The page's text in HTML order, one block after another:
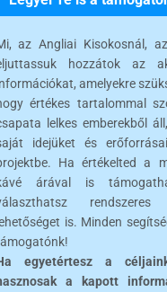
az Angliai Kisokosnál,
hozzátok az
amelyekre
értékes tartalommal
lelkes emberekből
idejüket és
Ha értékelted a
árával is
is. Minden
egyetértesz a
a kapott